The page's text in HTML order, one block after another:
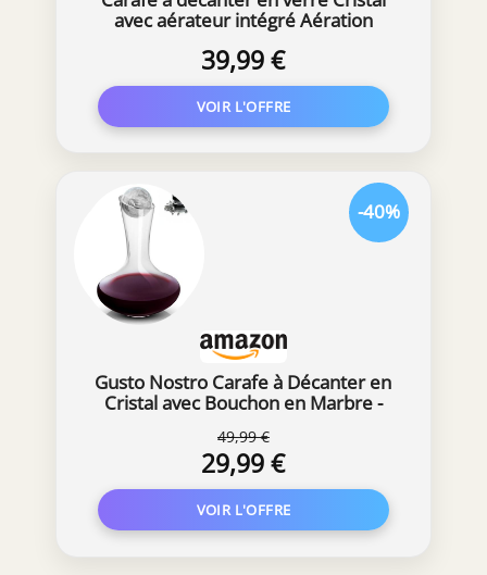
avec aérateur intégré Aération
39,99 €
Gusto Nostro Carafe à Décanter en
Cristal avec Bouchon en Marbre -
à la Main - Coffret Cadeau pour Vin
Rouge avec Billes de Nettoyage
49,99 €
29,99 €
-40%